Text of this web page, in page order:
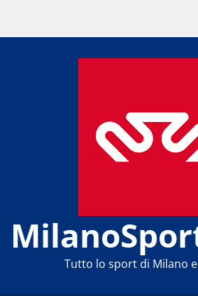
Tutto lo sport di Milano